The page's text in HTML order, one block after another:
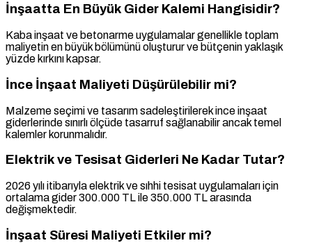
İnşaatta En Büyük Gider Kalemi Hangisidir?
Kaba inşaat ve betonarme uygulamalar genellikle toplam
maliyetin en büyük bölümünü oluşturur ve bütçenin yaklaşık
yüzde kırkını kapsar.
İnce İnşaat Maliyeti Düşürülebilir mi?
Malzeme seçimi ve tasarım sadeleştirilerek ince inşaat
giderlerinde sınırlı ölçüde tasarruf sağlanabilir ancak temel
kalemler korunmalıdır.
Elektrik ve Tesisat Giderleri Ne Kadar Tutar?
2026 yılı itibarıyla elektrik ve sıhhi tesisat uygulamaları için
ortalama gider 300.000 TL ile 350.000 TL arasında
değişmektedir.
İnşaat Süresi Maliyeti Etkiler mi?